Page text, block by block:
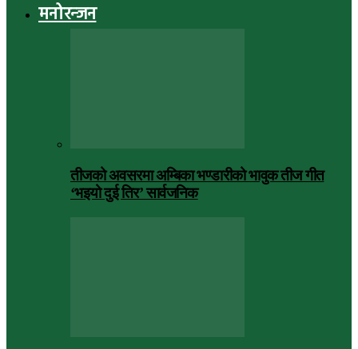
मनोरन्जन
तीजको अवसरमा अम्बिका भण्डारीको भावुक तीज गीत
‘भइयो दुई तिर’ सार्वजनिक